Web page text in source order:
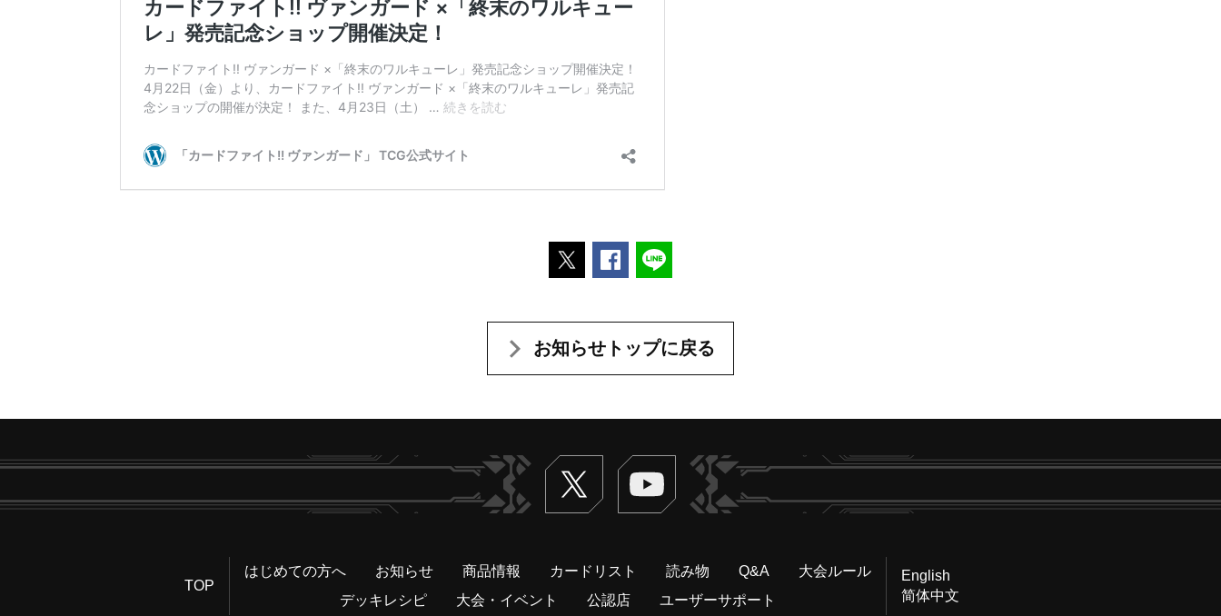
ポストするFacebookでシェアする
お知らせトップに戻る
Twitter ヴァンガードch
TOP
はじめての方へ お知らせ 商品情報 カードリスト 読み物 Q&A
大会ルール
デッキレシピ
大会・イベント 公認店 ユーザーサポート
English
简体中文